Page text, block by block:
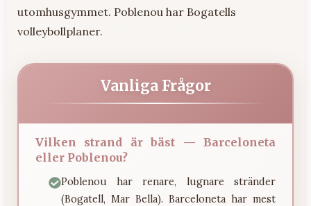
utomhusgymmet. Poblenou har Bogatells
volleybollplaner.
Vanliga Frågor
Vilken strand är bäst — Barceloneta
eller Poblenou?
Poblenou har renare, lugnare stränder
(Bogatell, Mar Bella). Barceloneta har mest